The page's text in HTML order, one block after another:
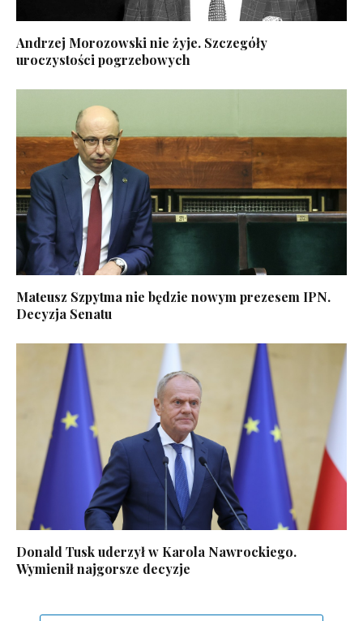
Andrzej Morozowski nie żyje. Szczegóły
uroczystości pogrzebowych
Mateusz Szpytma nie będzie nowym prezesem IPN.
Decyzja Senatu
Donald Tusk uderzył w Karola Nawrockiego.
Wymienił najgorsze decyzje